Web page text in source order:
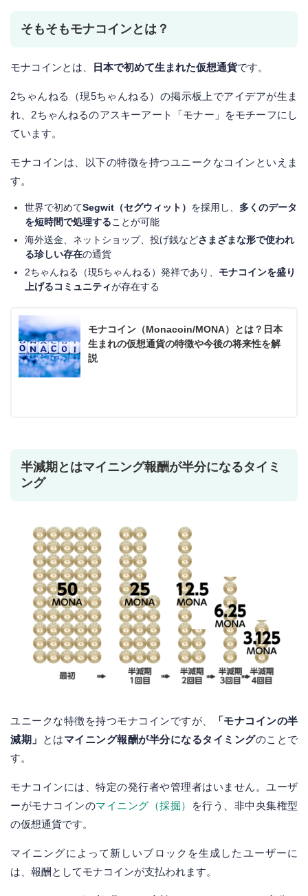
そもそもモナコインとは？
モナコインとは、 日本で初めて生まれた仮想通貨です。
2ちゃんねる（現5ちゃんねる）の掲示板上でアイデアが生ま
れ、2ちゃんねるのアスキーアート「モナー」をモチーフにし
ています。
モナコインは、以下の特徴を持つユニークなコインといえま
す。
世界で初めてSegwit（セグウィット） を採用し、 多くのデータ
を短時間で処理することが可能
海外送金、ネットショップ、投げ銭などさまざまな形で使われ
る珍しい存在の通貨
2ちゃんねる（現5ちゃんねる）発祥であり、 モナコインを盛り
上げるコミュニティが存在する
モナコイン（Monacoin/MONA）とは？日本
生まれの仮想通貨の特徴や今後の将来性を解
説
半減期とはマイニング報酬が半分になるタイミ
ング
ユニークな特徴を持つモナコインですが、
「モナコインの半
減期」
とはマイニング報酬が半分になるタイミングのことで
す。
モナコインには、特定の発行者や管理者はいません。ユーザ
ーがモナコインのマイニング（採掘）
を行う、非中央集権型
の仮想通貨です。
マイニングによって新しいブロックを生成したユーザーに
は、報酬としてモナコインが支払われます。